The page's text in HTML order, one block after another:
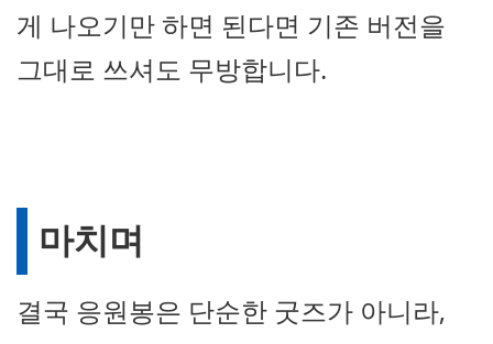
게 나오기만 하면 된다면 기존 버전을
그대로 쓰셔도 무방합니다.
마치며
결국 응원봉은 단순한 굿즈가 아니라,